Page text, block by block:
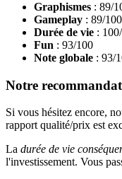
Graphismes : 89/
Gameplay : 89/100
Durée de vie :
Fun : 93/100
Note globale : 93/
Notre
Si vous hésitez encore,
rapport qualité/prix est
La durée de vie
l'investissement. Vous